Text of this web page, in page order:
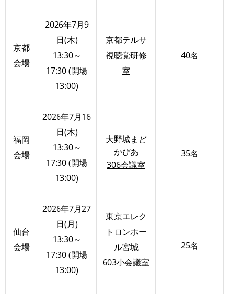
京都
会場
2026年7月9
日(木)
13:30～
17:30 (開場
13:00)
京都テルサ
視聴覚研修
室
40名
福岡
会場
2026年7月16
日(木)
13:30～
17:30 (開場
13:00)
大野城まど
かぴあ
306会議室
35名
仙台
会場
2026年7月27
日(月)
13:30～
17:30 (開場
13:00)
東京エレク
トロンホー
ル宮城
603小会議室
25名